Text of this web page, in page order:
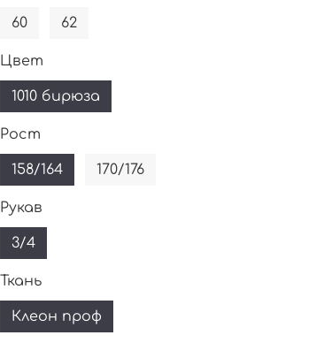
60 62
Цвет
1010 бирюза
Рост
158/164 170/176
Рукав
3/4
Ткань
Клеон проф